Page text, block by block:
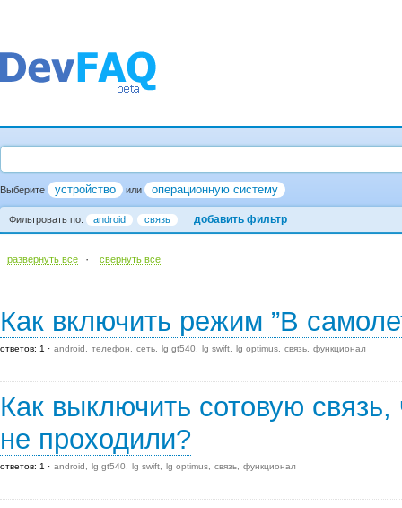
Выберите устройство или операционную систему
Фильтровать по: android связь добавить фильтр
развернуть все · cвернуть все
Как включить режим ”В
ответов: 1 android телефон сеть lg gt540 lg swift lg optimus связь функционал
Как выключить сотовую
не проходили?
ответов: 1 android lg gt540 lg swift lg optimus связь функционал